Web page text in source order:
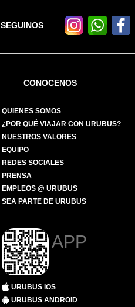
SEGUINOS
CONOCENOS
QUIENES SOMOS
¿POR QUÉ VIAJAR CON URUBUS?
NUESTROS VALORES
EQUIPO
REDES SOCIALES
PRENSA
EMPLEOS @ URUBUS
SEA PARTE DE URUBUS
APP
URUBUS IOS
URUBUS ANDROID